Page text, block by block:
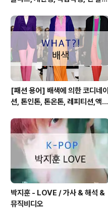
[패션 용어] 배색에 의한 코디네이
션, 톤인톤, 톤온톤, 레피티션,액센
카마이유
박지훈 - LOVE / 가사 & 해석 &
뮤직비디오